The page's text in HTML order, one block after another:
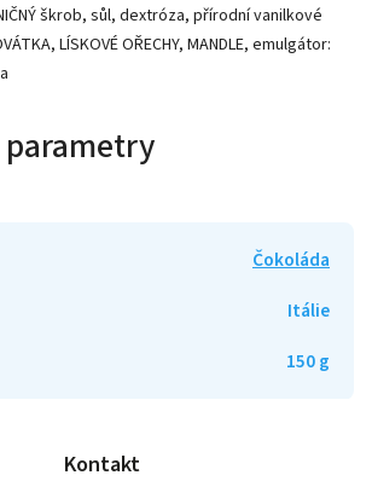
škrob, sůl, dextróza, přírodní vanilkové
LÍSKOVÉ OŘECHY, MANDLE, emulgátor:
Čokoláda
Itálie
150 g
Kontakt